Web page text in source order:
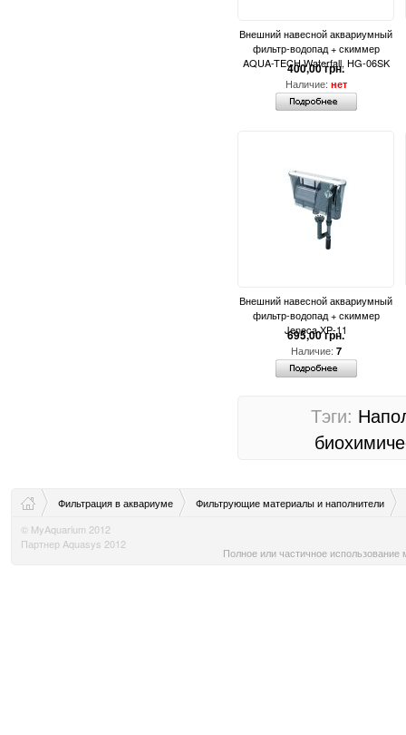
Внешний навесной аквариумный
фильтр-водопад + скиммер
AQUA-TECH Waterfall, HG-06SK
400,00 грн.
Наличие: нет
Внешний навесной аквариумный
фильтр-водопад + скиммер
Jeneca XP-11
695,00 грн.
Наличие: 7
Тэги:
Фильтрация в аквариуме
Фильтрующие материалы и наполнители
Наполнитель для аквариумных фильтров - цилиндры для биохимической
© MyAquarium 2012
Партнер Aquasys 2012
Полное или частичное